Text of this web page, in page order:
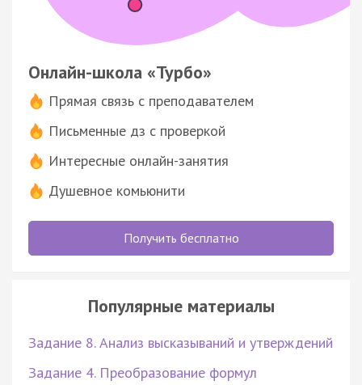
Онлайн-школа «Турбо»
Прямая связь с преподавателем
Письменные дз с проверкой
Интересные онлайн-занятия
Душевное комьюнити
Получить бесплатно
Популярные материалы
Задание 8. Анализ высказываний и утверждений
Задание 4. Преобразование формул